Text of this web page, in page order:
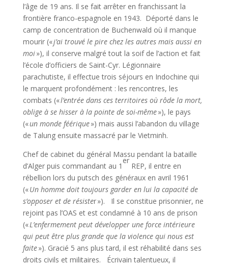
l’âge de 19 ans. Il se fait arrêter en franchissant la
frontière franco-espagnole en 1943. Déporté dans le
camp de concentration de Buchenwald où il manque
mourir («j’ai trouvé le pire chez les autres mais aussi en
moi»), il conserve malgré tout la soif de l’action et fait
l’école d’officiers de Saint-Cyr. Légionnaire
parachutiste, il effectue trois séjours en Indochine qui
le marquent profondément : les rencontres, les
combats («l’entrée dans ces territoires où rôde la mort,
oblige à se hisser à la pointe de soi-même»), le pays
(«un monde féérique») mais aussi l’abandon du village
de Talung ensuite massacré par le Vietminh.
Chef de cabinet du général Massu pendant la bataille
d’Alger puis commandant au 1
er
REP, il entre en
rébellion lors du putsch des généraux en avril 1961
(«Un homme doit toujours garder en lui la capacité de
s’opposer et de résister »). Il se constitue prisonnier, ne
rejoint pas l’OAS et est condamné à 10 ans de prison
(«L’enfermement peut développer une force intérieure
qui peut être plus grande que la violence qui nous est
faite»). Gracié 5 ans plus tard, il est réhabilité dans ses
droits civils et militaires. Écrivain talentueux, il